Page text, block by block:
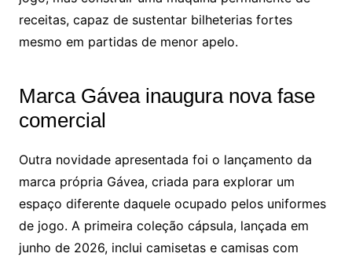
receitas, capaz de sustentar bilheterias fortes
mesmo em partidas de menor apelo.
Marca Gávea inaugura nova fase
comercial
Outra novidade apresentada foi o lançamento da
marca própria Gávea, criada para explorar um
espaço diferente daquele ocupado pelos uniformes
de jogo. A primeira coleção cápsula, lançada em
junho de 2026, inclui camisetas e camisas com